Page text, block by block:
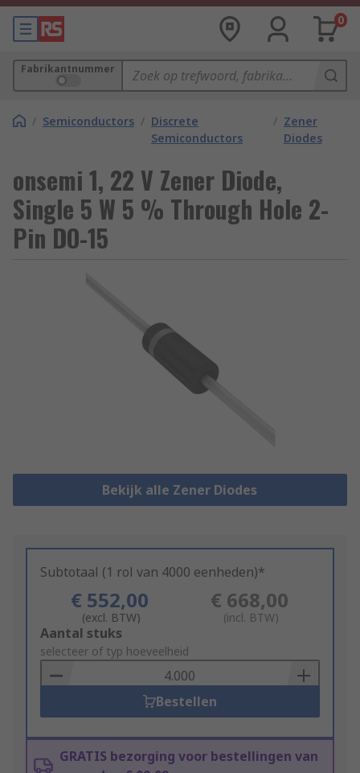
0
Fabrikantnummer
/ Semiconductors / Discrete
Semiconductors
/ Zener
Diodes
onsemi 1, 22 V Zener Diode,
Single 5 W 5 % Through Hole 2-
Pin DO-15
Bekijk alle Zener Diodes
Subtotaal (1 rol van 4000 eenheden)*
€ 552,00
(excl. BTW)
€ 668,00
(incl. BTW)
Add
to
Basket
Aantal stuks
selecteer of typ hoeveelheid
Bestellen
GRATIS bezorging voor bestellingen van